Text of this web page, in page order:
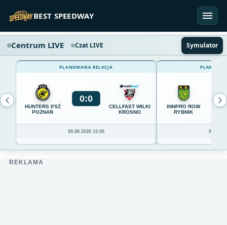
BEST SPEEDWAY
Centrum LIVE Czat LIVE Symulator
PLANOWANA RELACJA
HUNTERS PSŻ
POZNAŃ
0:0
CELLFAST WILKI
KROSNO
09.08.2026 13:00
INNPRO ROW
RYBNIK
0
REKLAMA